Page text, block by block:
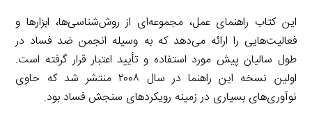
این کتاب راهنمای عمل، مجموعه‌ای از روش‌شناسی‌ها، ابزارها و
فعالیت‌هایی را ارائه می‌دهد که به وسیله انجمن ضد فساد در
طول سالیان پیش مورد استفاده و تأیید اعتبار قرار گرفته است.
اولین نسخه این راهنما در سال ۲۰۰۸ منتشر شد که حاوی
نوآوری‌های بسیاری در زمینه رویکردهای سنجش فساد بود.